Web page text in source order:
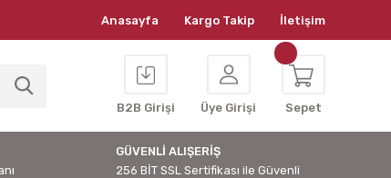
Anasayfa Kargo Takip İletişim
B2B Girişi Üye Girişi Sepet
GÜVENLİ ALIŞERİŞ
256 BİT SSL Sertifikası ile Güvenli